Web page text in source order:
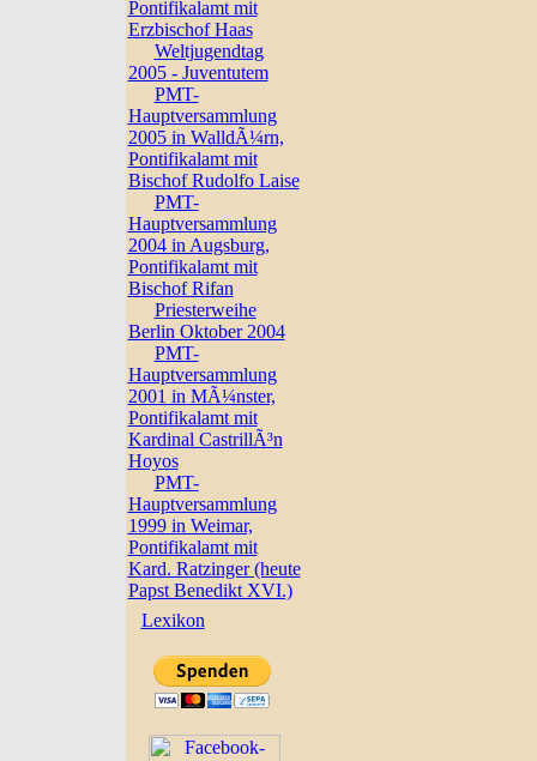
Pontifikalamt mit
Erzbischof Haas
Weltjugendtag
2005 - Juventutem
PMT-
Hauptversammlung
2005 in WalldÃ¼rn,
Pontifikalamt mit
Bischof Rudolfo Laise
PMT-
Hauptversammlung
2004 in Augsburg,
Pontifikalamt mit
Bischof Rifan
Priesterweihe
Berlin Oktober 2004
PMT-
Hauptversammlung
2001 in MÃ¼nster,
Pontifikalamt mit
Kardinal CastrillÃ³n
Hoyos
PMT-
Hauptversammlung
1999 in Weimar,
Pontifikalamt mit
Kard. Ratzinger (heute
Papst Benedikt XVI.)
Lexikon